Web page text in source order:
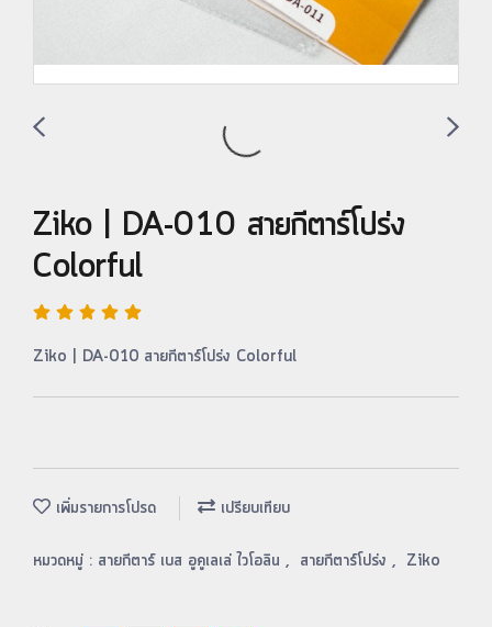
Ziko | DA-010 สายกีตาร์โปร่ง
Colorful
Ziko | DA-010 สายกีตาร์โปร่ง Colorful
เพิ่มรายการโปรด เปรียบเทียบ
หมวดหมู่ : สายกีตาร์ เบส อูคูเลเล่ ไวโอลิน , สายกีตาร์โปร่ง , Ziko